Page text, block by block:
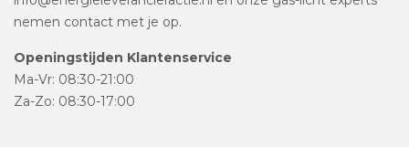
nemen contact met je op.
Openingstijden Klantenservice
Ma-Vr: 08:30-21:00
Za-Zo: 08:30-17:00